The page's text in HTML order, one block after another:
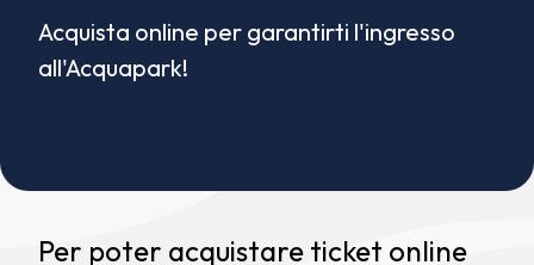
Acquista online per garantirti l'ingresso
all'Acquapark!
Per poter acquistare ticket online